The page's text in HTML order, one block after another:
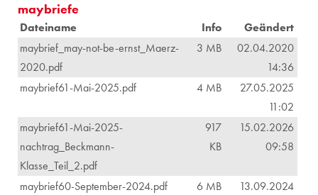
maybriefe
Dateiname Info
Geändert
maybrief_may-not-be-ernst_Maerz-
2020.pdf
3 MB
02.04.2020
14:36
maybrief61-Mai-2025.pdf
4 MB
27.05.2025
11:02
maybrief61-Mai-2025-
nachtrag_Beckmann-
Klasse_Teil_2.pdf
917
KB
15.02.2026
09:58
maybrief60-September-2024.pdf 6 MB
13.09.2024